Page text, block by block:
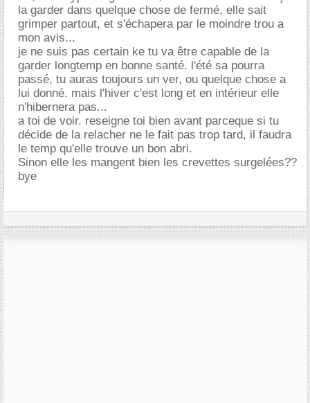
la garder dans quelque chose de fermé, elle sait
grimper partout, et s'échapera par le moindre trou a
mon avis...
je ne suis pas certain ke tu va être capable de la
garder longtemp en bonne santé. l'été sa pourra
passé, tu auras toujours un ver, ou quelque chose a
lui donné. mais l'hiver c'est long et en intérieur elle
n'hibernera pas...
a toi de voir. reseigne toi bien avant parceque si tu
décide de la relacher ne le fait pas trop tard, il faudra
le temp qu'elle trouve un bon abri.
Sinon elle les mangent bien les crevettes surgelées??
bye